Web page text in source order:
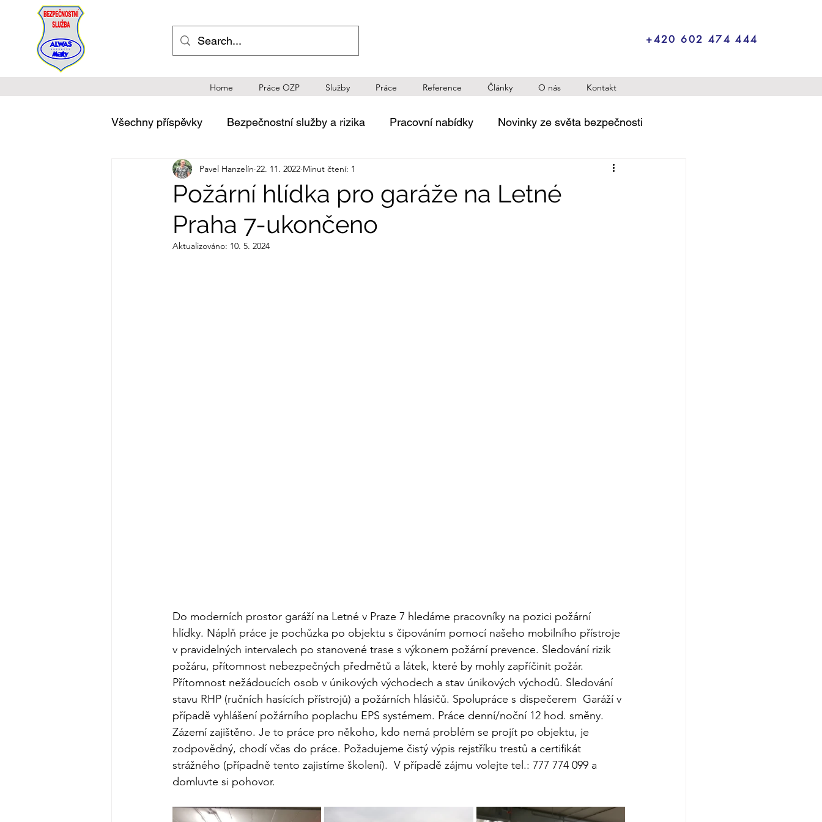
+420 602 474 444
Home Práce OZP Služby Práce Reference Články O nás Kontakt
Všechny příspěvky Bezpečnostní služby a rizika Pracovní nabídky Novinky ze světa bezpečnosti
Legislativa v komerční bezpečnosti Tématické diskuze
Požární hlídka pro garáže na Letné
Praha 7-ukončeno
Pavel Hanzelín 22. 11. 2022 Minut čtení: 1
Aktualizováno: 10. 5. 2024
Do moderních prostor garáží na Letné v Praze 7 hledáme pracovníky na pozici požární
hlídky. Náplň práce je pochůzka po objektu s čipováním pomocí našeho mobilního přístroje
v pravidelných intervalech po stanovené trase s výkonem požární prevence. Sledování rizik
požáru, přítomnost nebezpečných předmětů a látek, které by mohly zapříčinit požár.
Přítomnost nežádoucích osob v únikových východech a stav únikových východů. Sledování
stavu RHP (ručních hasících přístrojů) a požárních hlásičů. Spolupráce s dispečerem  Garáží v
případě vyhlášení požárního poplachu EPS systémem. Práce denní/noční 12 hod. směny.
Zázemí zajištěno. Je to práce pro někoho, kdo nemá problém se projít po objektu, je
zodpovědný, chodí včas do práce. Požadujeme čistý výpis rejstříku trestů a certifikát
strážného (případně tento zajistíme školení).  V případě zájmu volejte tel.: 777 774 099 a
domluvte si pohovor.